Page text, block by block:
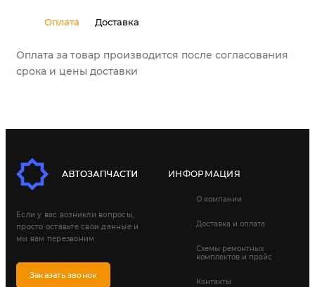
Оплата Доставка
Оплата за товар производится после согласования
срока и цены доставки
Если у вас возникли вопросы,
просто оставьте свои данные и
мы вам перезвоним
Заказать звонок
ИНФОРМАЦИЯ
О компании
Доставка и оплата
Схемы ремонтных
комплектов и прайс
Контакты